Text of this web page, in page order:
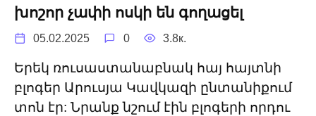
խոշոր չափի ոսկի են գողացել
05.02.2025 0 3.8к.
Երեկ ռուսաստանաբնակ հայ հայտնի
բլոգեր Արուսյա Կավկազի ընտանիքում
տոն էր: Նրանք նշում էին բլոգերի որդու